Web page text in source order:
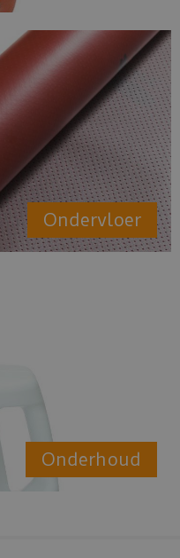
Ondervloer
Onderhoud